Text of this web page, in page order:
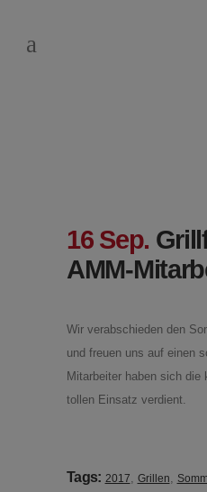
16 Sep.
AMM-
Wir verabschieden den
und freuen uns auf einen
Mitarbeiter haben sich die
tollen Einsatz verdient.
Tags: 2017, Grillen,